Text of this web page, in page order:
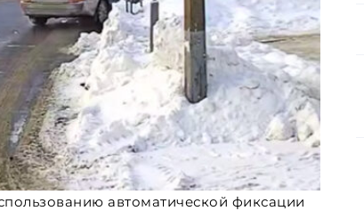
автоматической фиксации